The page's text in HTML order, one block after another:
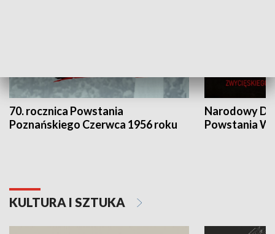
70. rocznica Powstania
Poznańskiego Czerwca 1956 roku
Narodowy
Powstania
KULTURA I SZTUKA